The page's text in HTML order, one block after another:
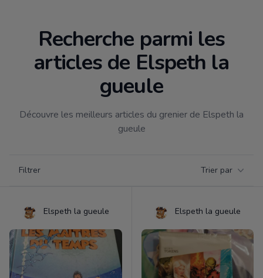
Recherche parmi les
articles de Elspeth la
gueule
Découvre les meilleurs articles du grenier de Elspeth la
gueule
Filtrer Trier par
Elspeth la gueule Elspeth la gueule